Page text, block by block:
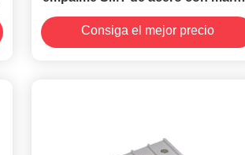
negro para cinta de bobina SMT
Consiga el mejor precio